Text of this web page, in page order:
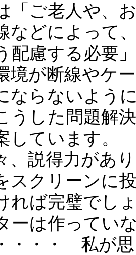
「ご老人や、
などによって
配慮する必要
境が断線やケ
ならないよう
うした問題解
しています。
説得力があ
スクリーンに
れば完璧でし
ーは作ってい
・・・ 私が思